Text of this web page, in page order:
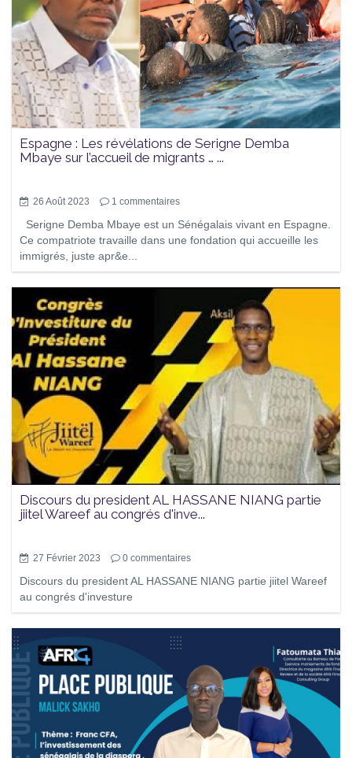
Espagne : Les révélations de Serigne Demba
Mbaye sur l’accueil de migrants … ...
26 Août 2023 1 commentaires
Serigne Demba Mbaye est un Sénégalais vivant en Espagne.
Ce compatriote travaille dans une fondation qui accueille les
immigrés, juste apr&e...
Discours du president AL HASSANE NIANG partie
jiitel Wareef au congrés d'inve...
27 Février 2023 0 commentaires
Discours du president AL HASSANE NIANG partie jiitel Wareef
au congrés d'investure